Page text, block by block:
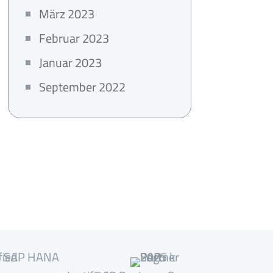
März 2023
Februar 2023
Januar 2023
September 2022